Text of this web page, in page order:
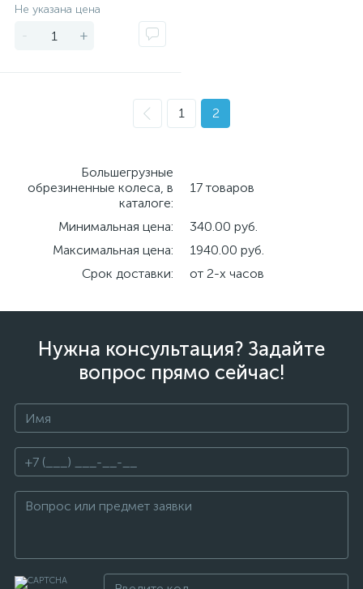
Не указана цена
- +
1 2
Большегрузные
обрезиненные колеса, в
каталоге:
17 товаров
Минимальная цена:
340.00 руб.
Максимальная цена:
1940.00 руб.
Срок доставки:
от 2-х часов
Нужна консультация? Задайте
вопрос прямо сейчас!